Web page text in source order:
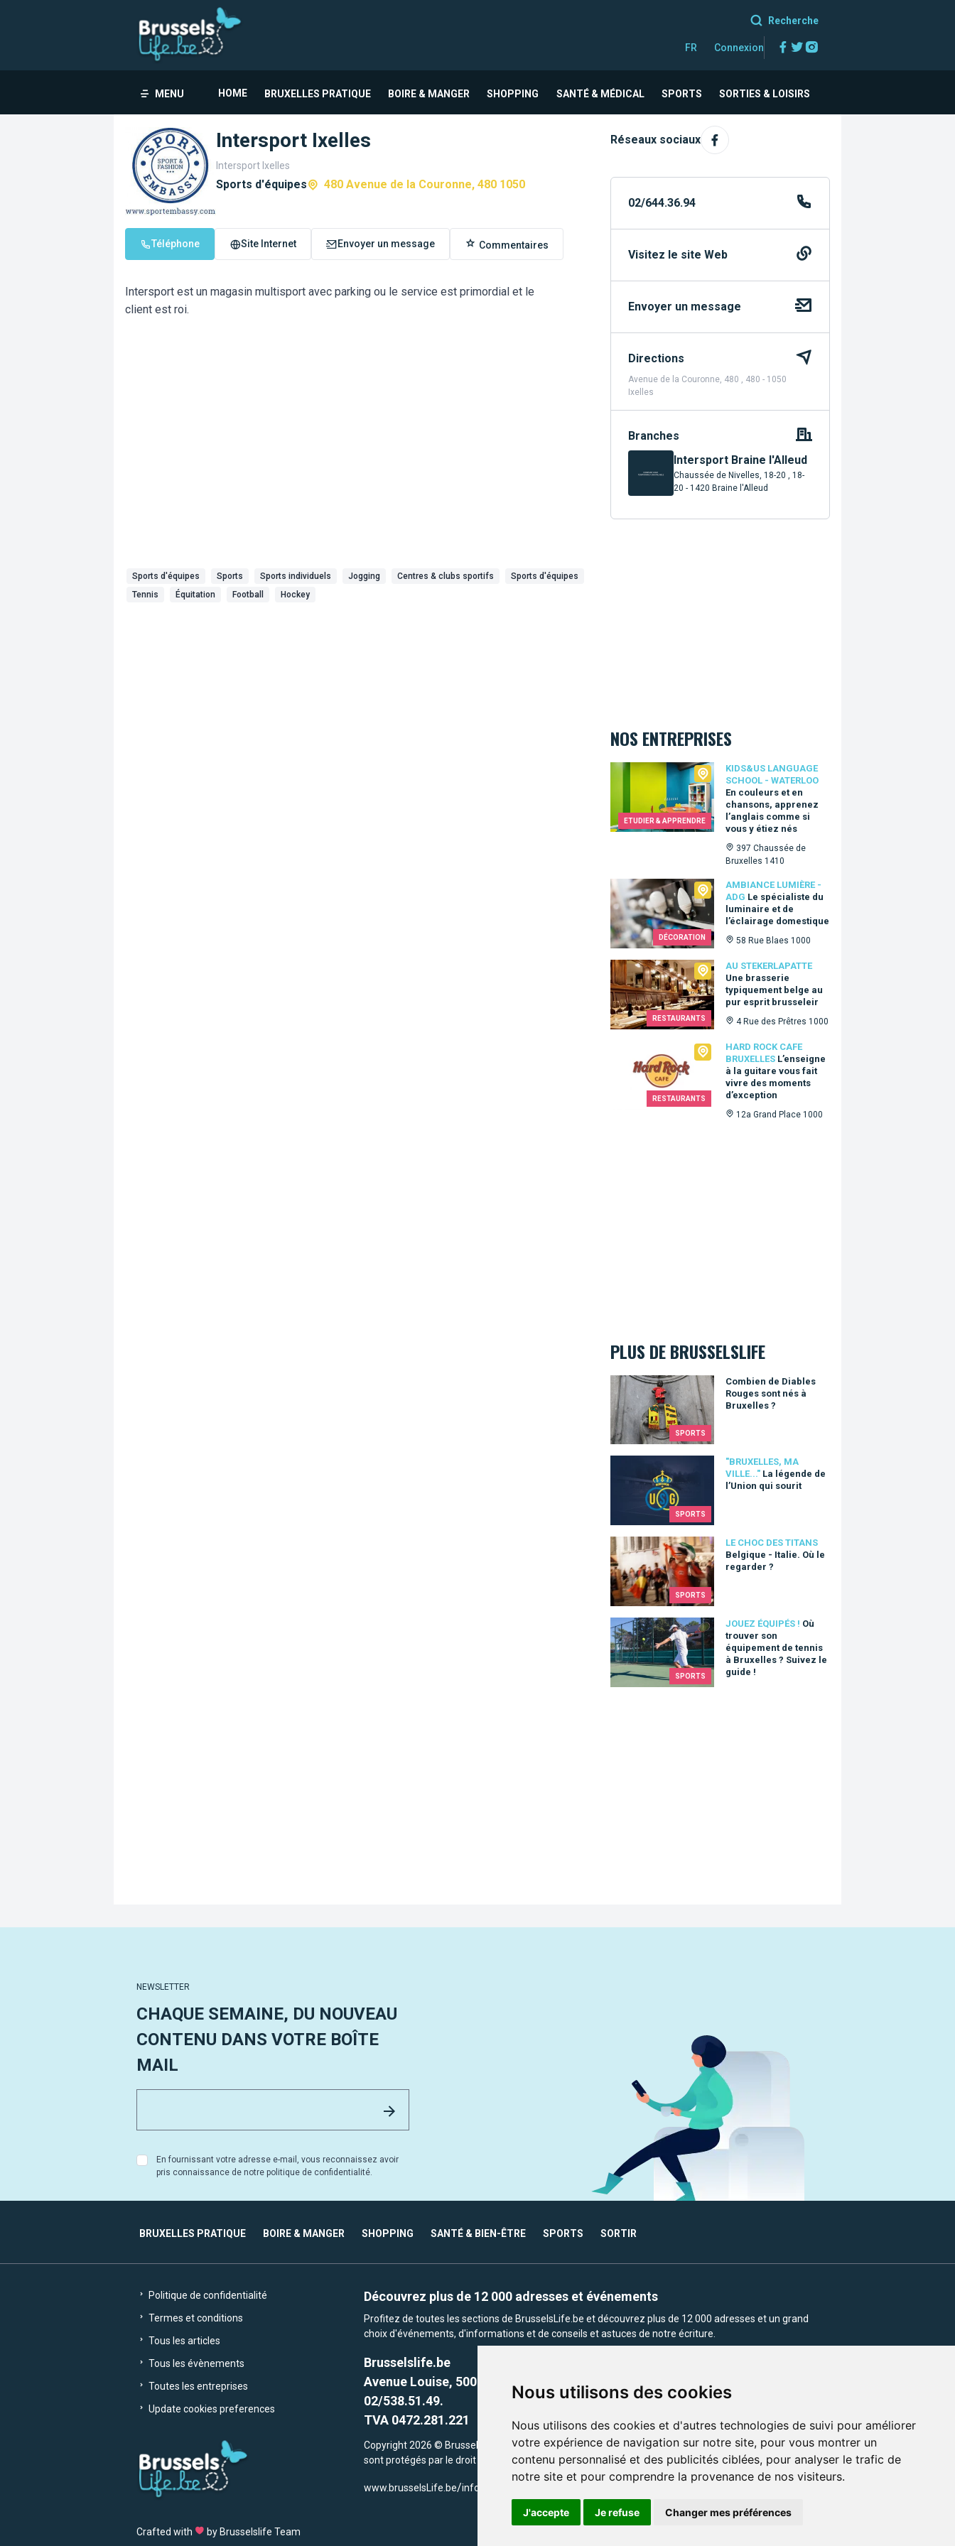
Nous utilisons des cookies
Nous utilisons des cookies et d'autres technologies de suivi pour améliorer
votre expérience de navigation sur notre site, pour vous montrer un
contenu personnalisé et des publicités ciblées, pour analyser le trafic de
notre site et pour comprendre la provenance de nos visiteurs.
J'accepte Je refuse Changer mes préférences
Recherche
FR Connexion Facebook
Twitter
MENU HOME BRUXELLES PRATIQUE BOIRE & MANGER SHOPPING SANTÉ & MÉDICAL SPORTS SORTIES & LOISIRS
Intersport Ixelles
Intersport Ixelles
Sports d'équipes 480 Avenue de la Couronne, 480 1050
Téléphone Site Internet Envoyer un message Commentaires
Intersport est un magasin multisport avec parking ou le service est primordial et le
client est roi.
Sports d'équipes Sports Sports individuels Jogging Centres & clubs sportifs
Sports d'équipes
Tennis
Équitation Football Hockey
Réseaux sociaux
02/644.36.94
Visitez le site Web
Envoyer un message
Directions
Avenue de la Couronne, 480 , 480 - 1050
Ixelles
Branches
Intersport Braine l'Alleud
Chaussée de Nivelles, 18-20 , 18-
20 - 1420 Braine l'Alleud
NOS ENTREPRISES
ETUDIER & APPRENDRE
KIDS&US LANGUAGE
SCHOOL - WATERLOO
En couleurs et en
chansons, apprenez
l’anglais comme si
vous y étiez nés
397 Chaussée de
Bruxelles 1410
Kids&Us language school - Waterloo
DÉCORATION
AMBIANCE LUMIÈRE -
ADG Le spécialiste du
luminaire et de
l’éclairage domestique
58 Rue Blaes 1000
Ambiance Lumière - ADG
RESTAURANTS
AU STEKERLAPATTE
Une brasserie
typiquement belge au
pur esprit brusseleir
4 Rue des Prêtres 1000
Au Stekerlapatte
RESTAURANTS
HARD ROCK CAFE
BRUXELLES L’enseigne
à la guitare vous fait
vivre des moments
d’exception
12a Grand Place 1000
Hard Rock Cafe Bruxelles
PLUS DE BRUSSELSLIFE
SPORTS
Combien de Diables
Rouges sont nés à
Bruxelles ?
Combien de Diables Rouges sont nés à Bruxelles ?
SPORTS
"BRUXELLES, MA
VILLE..." La légende de
l’Union qui sourit
La légende de l’Union qui sourit
SPORTS
LE CHOC DES TITANS
Belgique - Italie. Où le
regarder ?
Belgique - Italie. Où le regarder ?
SPORTS
JOUEZ ÉQUIPÉS ! Où
trouver son
équipement de tennis
à Bruxelles ? Suivez le
guide !
Où trouver son équipement de tennis à Bruxelles ? Suivez le guide !
NEWSLETTER
CHAQUE SEMAINE, DU NOUVEAU
CONTENU DANS VOTRE BOÎTE
MAIL
En fournissant votre adresse e-mail, vous reconnaissez avoir
pris connaissance de notre politique de confidentialité.
BRUXELLES PRATIQUE BOIRE & MANGER SHOPPING SANTÉ & BIEN-ÊTRE SPORTS SORTIR
Politique de confidentialité
Termes et conditions
Tous les articles
Tous les évènements
Toutes les entreprises
Update cookies preferences
Crafted with by Brusselslife Team
Découvrez plus de 12 000 adresses et événements
Profitez de toutes les sections de BrusselsLife.be et découvrez plus de 12 000 adresses et un grand
choix d'événements, d'informations et de conseils et astuces de notre écriture.
Brusselslife.be
Avenue Louise, 500 -1050 Ixelles, Brussels,
02/538.51.49.
TVA 0472.281.221
Copyright 2026 © Brusselslife.be Tous droits réservés. Le contenu et les images utilisés sur ce site
sont protégés par le droit d'auteur. la propriétaires respectifs.
www.brusselsLife.be/info@brusselslife.be